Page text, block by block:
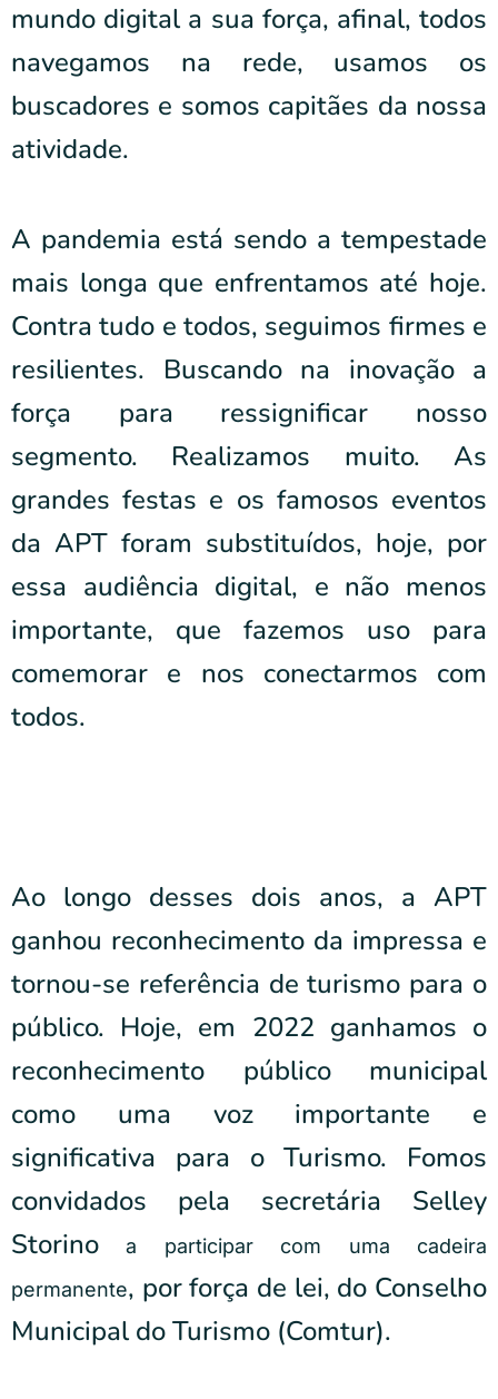
mundo digital a sua força, afinal, todos
navegamos na rede, usamos os
buscadores e somos capitães da nossa
atividade.
A pandemia está sendo a tempestade
mais longa que enfrentamos até hoje.
Contra tudo e todos, seguimos firmes e
resilientes. Buscando na inovação a
força para ressignificar nosso
segmento. Realizamos muito. As
grandes festas e os famosos eventos
da APT foram substituídos, hoje, por
essa audiência digital, e não menos
importante, que fazemos uso para
comemorar e nos conectarmos com
todos.
Ao longo desses dois anos, a APT
ganhou reconhecimento da impressa e
tornou-se referência de turismo para o
público. Hoje, em 2022 ganhamos o
reconhecimento público municipal
como uma voz importante e
significativa para o Turismo. Fomos
convidados pela secretária Selley
Storino a participar com uma cadeira
permanente, por força de lei, do Conselho
Municipal do Turismo (Comtur).